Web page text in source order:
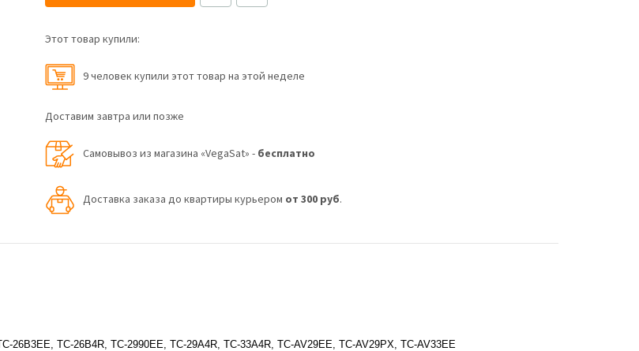
Этот товар купили:
9 человек купили этот товар на этой неделе
Доставим завтра или позже
Самовывоз из магазина «VegaSat» - бесплатно
Доставка заказа до квартиры курьером от 300 руб.
26B3EE, TC-26B4R, TC-2990EE, TC-29A4R, TC-33A4R, TC-AV29EE, TC-AV29PX, TC-AV33EE